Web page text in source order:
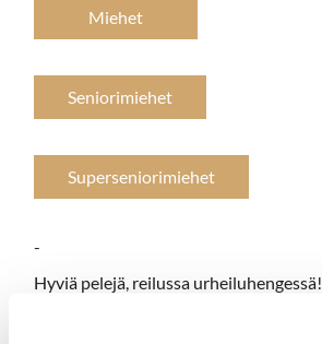
Miehet
Seniorimiehet
Superseniorimiehet
-
Hyviä pelejä, reilussa urheiluhengessä!